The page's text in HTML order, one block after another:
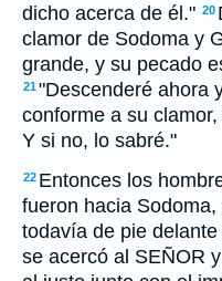
dicho acerca de él." 20
clamor de Sodoma y
grande, y su pecado
21"Descenderé ahora
conforme a su
Y si no, lo sabré."
22 Entonces los
fueron hacia
todavía de pie
se acercó al SEÑOR